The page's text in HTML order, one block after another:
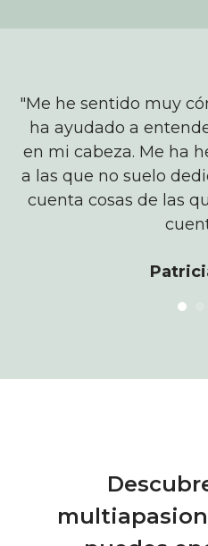
"Me he sentido muy
ha ayudado a
en mi cabeza. Me ha
a las que no suelo
cuenta cosas de las